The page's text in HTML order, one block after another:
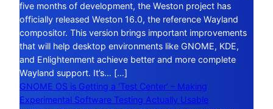
five months of development, the Weston project has
officially released Weston 16.0, the reference Wayland
compositor. This version brings important improvements
that will help desktop environments like GNOME, KDE,
and Enlightenment achieve better and more complete
Wayland support. It’s… […]
GNOME OS is Getting a ‘Test Center’ – Making
Experimental Software Testing Actually Usable